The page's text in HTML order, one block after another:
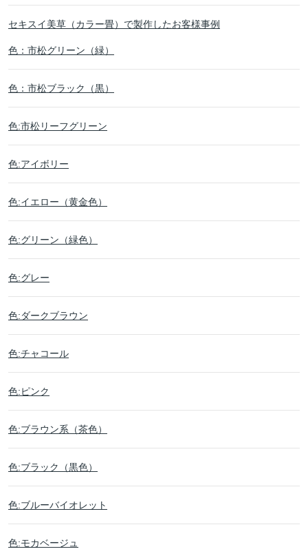
セキスイ美草（カラー畳）で製作したお客様事例
色：市松グリーン（緑）
色：市松ブラック（黒）
色:市松リーフグリーン
色:アイボリー
色:イエロー（黄金色）
色:グリーン（緑色）
色:グレー
色:ダークブラウン
色:チャコール
色:ピンク
色:ブラウン系（茶色）
色:ブラック（黒色）
色:ブルーバイオレット
色:モカベージュ